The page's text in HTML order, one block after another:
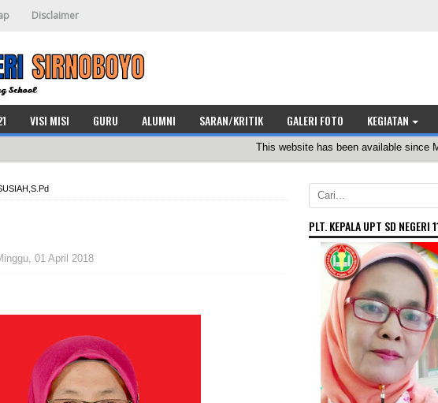
Disclaimer
VISI MISI GURU ALUMNI SARAN/KRITIK GALERI FOTO KEGIATAN
This website has been available since May
01 April 2018
PLT. KEPALA UPT SD NEGERI